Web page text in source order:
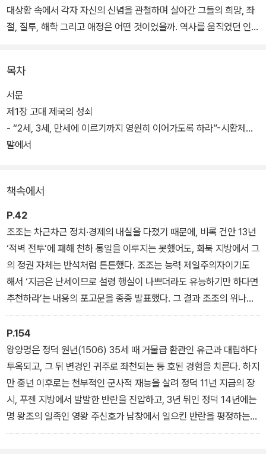
대상황 속에서 각자 자신의 신념을 관철하며 살아간 그들의 희망, 좌
절, 질투, 해학 그리고 애정은 어떤 것이었을까. 역사를 움직였던 인물
목차
서문
제1장 고대 제국의 성쇠
- “2세, 3세, 만세에 이르기까지 영원히 이어가도록 하라”-시황제의
말에서
책속에서
P.42
조조는 차근차근 정치·경제의 내실을 다졌기 때문에, 비록 건안 13년
‘적벽 전투’에 패해 천하 통일을 이루지는 못했어도, 화북 지방에서 그
의 정권 자체는 반석처럼 튼튼했다. 조조는 능력 제일주의자이기도
해서 ‘지금은 난세이므로 설령 행실이 나쁘더라도 유능하기만 하다면
추천하라’는 내용의 포고문을 종종 발표했다. 그 결과 조조의 위나라
정권은 유비의 촉이나 손권의 오와는 비교가 되지 않을 정도로 문무
양 방면에 걸쳐 다채로운 인재들을 끌어들이는 데 성공했다.
P.154
왕양명은 정덕 원년(1506) 35세 때 거물급 환관인 유근과 대립하다
투옥되고, 그 뒤 변경인 귀주로 좌천되는 등 호된 경험을 치른다. 하지
만 중년 이후로는 천부적인 군사적 재능을 살려 정덕 11년 지금의 장
시, 푸젠 지방에서 발발한 반란을 진압하고, 3년 뒤인 정덕 14년에는
명 왕조의 일족인 영왕 주신호가 남창에서 일으킨 반란을 평정하는
등 대활약을 펼쳤다. 그에 따라 명대 제일의 군사 전략가라는 칭송을